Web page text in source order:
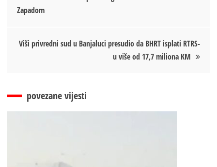
чланка
Zapadom
Viši privredni sud u Banjaluci presudio da BHRT isplati RTRS-
u više od 17,7 miliona KM
povezane vijesti